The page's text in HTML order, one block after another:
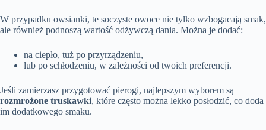
W przypadku owsianki, te soczyste owoce nie tylko wzbogacają smak,
ale również podnoszą wartość odżywczą dania. Można je dodać:
na ciepło, tuż po przyrządzeniu,
lub po schłodzeniu, w zależności od twoich preferencji.
Jeśli zamierzasz przygotować pierogi, najlepszym wyborem są
rozmrożone truskawki, które często można lekko posłodzić, co doda
im dodatkowego smaku.